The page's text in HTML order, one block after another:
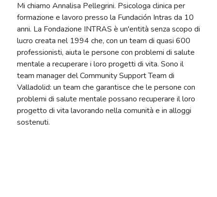
Mi chiamo Annalisa Pellegrini. Psicologa clinica per
formazione e lavoro presso la Fundación Intras da 10
anni. La Fondazione INTRAS è un'entità senza scopo di
lucro creata nel 1994 che, con un team di quasi 600
professionisti, aiuta le persone con problemi di salute
mentale a recuperare i loro progetti di vita. Sono il
team manager del Community Support Team di
Valladolid: un team che garantisce che le persone con
problemi di salute mentale possano recuperare il loro
progetto di vita lavorando nella comunità e in alloggi
sostenuti.